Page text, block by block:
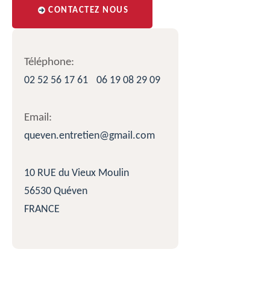
CONTACTEZ NOUS
Téléphone:
02 52 56 17 61
06 19 08 29 09
Email:
queven.entretien@gmail.com
10 RUE du Vieux Moulin
56530 Quéven
FRANCE